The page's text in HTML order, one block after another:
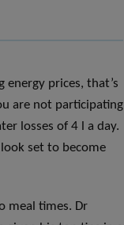
prices, that’s
are not participating
losses of 4 l a day.
set to become
meal times. Dr